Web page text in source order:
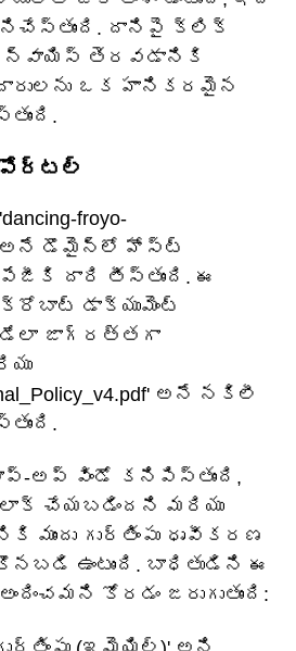
దానిపై క్లిక్
తెరవడానికి
ఒక హానికరమైన
froyo-
అనే డొమైన్‌లో హోస్ట్
దారి తీస్తుంది. ఈ
డాక్యుమెంట్
జాగ్రత్తగా
అనే నకిలీ
అప్ విండో కనిపిస్తుంది,
లాక్ చేయబడిందని మరియు
గుర్తింపు ధృవీకరణ
ఉంటుంది. బాధితుడిని ఈ
కోరడం జరుగుతుంది: